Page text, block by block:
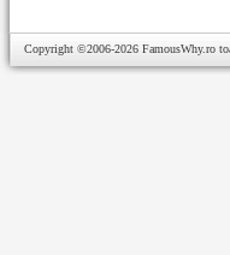
Copyright ©2006-2026 FamousWhy.ro